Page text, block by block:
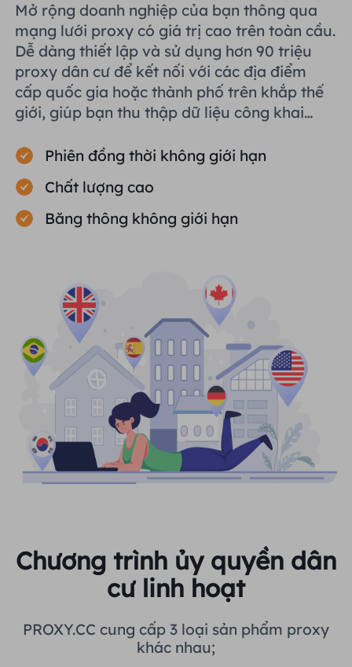
Mở rộng doanh nghiệp của bạn thông qua
mạng lưới proxy có giá trị cao trên toàn cầu.
Dễ dàng thiết lập và sử dụng hơn 90 triệu
proxy dân cư để kết nối với các địa điểm
cấp quốc gia hoặc thành phố trên khắp thế
giới, giúp bạn thu thập dữ liệu công khai
Phiên đồng thời không giới hạn
Chất lượng cao
Băng thông không giới hạn
Chương trình ủy quyền dân
cư linh hoạt
PROXY.CC cung cấp 3 loại sản phẩm proxy
khác nhau;